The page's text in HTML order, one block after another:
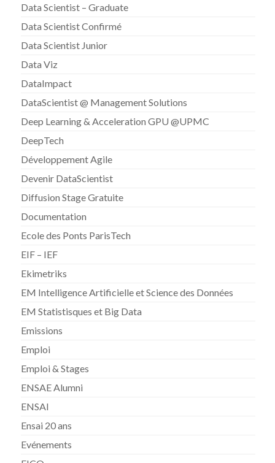
Data Scientist – Graduate
Data Scientist Confirmé
Data Scientist Junior
Data Viz
DataImpact
DataScientist @ Management Solutions
Deep Learning & Acceleration GPU @UPMC
DeepTech
Développement Agile
Devenir DataScientist
Diffusion Stage Gratuite
Documentation
Ecole des Ponts ParisTech
EIF – IEF
Ekimetriks
EM Intelligence Artificielle et Science des Données
EM Statistisques et Big Data
Emissions
Emploi
Emploi & Stages
ENSAE Alumni
ENSAI
Ensai 20 ans
Evénements